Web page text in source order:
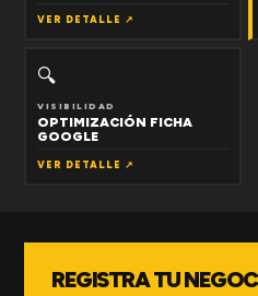
VER DETALLE ↗
🔍
VISIBILIDAD
OPTIMIZACIÓN FICHA
GOOGLE
VER DETALLE ↗
REGISTRA TU